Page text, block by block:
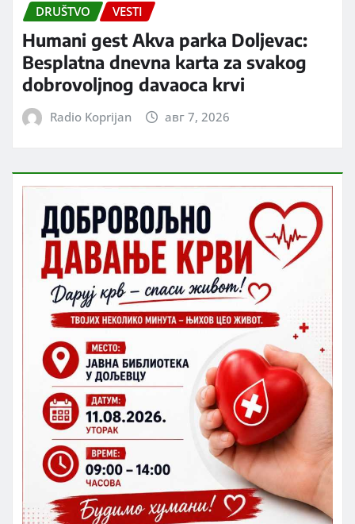
DRUŠTVO VESTI
Humani gest Akva parka Doljevac:
Besplatna dnevna karta za svakog
dobrovoljnog davaoca krvi
Radio Koprijan авг 7, 2026